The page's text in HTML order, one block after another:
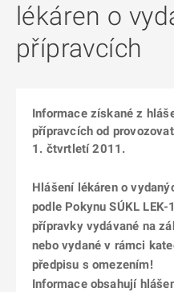
lékáren o
přípravcích
Informace získané z
přípravcích od
1. čtvrtletí 2011.
Hlášení lékáren o
podle Pokynu SÚKL
přípravky vydávané na
nebo vydané v rámci
předpisu s omezením!
Informace obsahují